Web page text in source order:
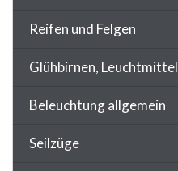
Reifen und Felgen
Glühbirnen, Leuchtmittel
Beleuchtung allgemein
Seilzüge